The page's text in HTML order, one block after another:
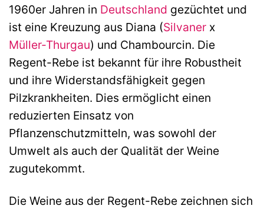
1960er Jahren in Deutschland gezüchtet und
ist eine Kreuzung aus Diana (Silvaner x
Müller-Thurgau) und Chambourcin. Die
Regent-Rebe ist bekannt für ihre Robustheit
und ihre Widerstandsfähigkeit gegen
Pilzkrankheiten. Dies ermöglicht einen
reduzierten Einsatz von
Pflanzenschutzmitteln, was sowohl der
Umwelt als auch der Qualität der Weine
zugutekommt.
Die Weine aus der Regent-Rebe zeichnen sich